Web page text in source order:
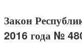
Закон
2016 года №